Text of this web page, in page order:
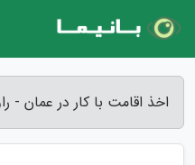
اخذ اقامت با کار در عمان -